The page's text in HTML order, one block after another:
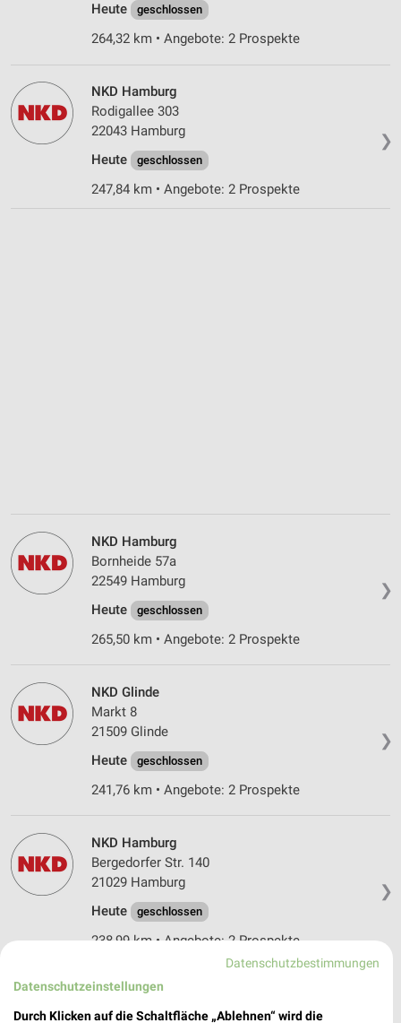
Heute
geschlossen
264,32 km • Angebote: 2 Prospekte
❯
NKD Hamburg
Rodigallee 303
22043 Hamburg
Heute
geschlossen
247,84 km • Angebote: 2 Prospekte
❯
NKD Hamburg
Bornheide 57a
22549 Hamburg
Heute
geschlossen
265,50 km • Angebote: 2 Prospekte
❯
NKD Glinde
Markt 8
21509 Glinde
Heute
geschlossen
241,76 km • Angebote: 2 Prospekte
❯
NKD Hamburg
Bergedorfer Str. 140
21029 Hamburg
Heute
geschlossen
238,99 km • Angebote: 2 Prospekte
NKD Neu Wulmstorf
Bahnhofstr. 37e
Datenschutzbestimmungen
Datenschutzeinstellungen
Durch Klicken auf die Schaltfläche „Ablehnen“ wird die